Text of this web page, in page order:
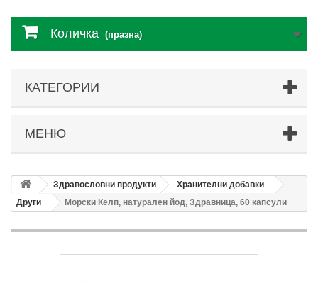
Количка (празна)
КАТЕГОРИИ
МЕНЮ
Здравословни продукти
Хранителни добавки
Други
Морски Келп, натурален йод, Здравница, 60 капсули